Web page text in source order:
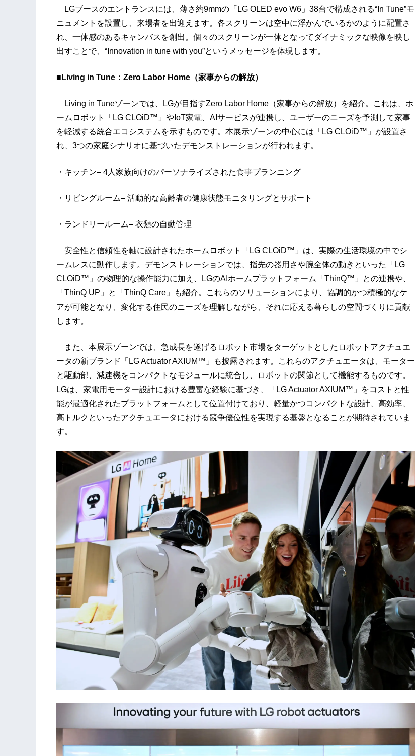
LGブースのエントランスには、薄さ約9mmの「LG OLED evo W6」38台で構成される“In Tune”モ
ニュメントを設置し、来場者を出迎えます。各スクリーンは空中に浮かんでいるかのように配置さ
れ、一体感のあるキャンバスを創出。個々のスクリーンが一体となってダイナミックな映像を映し
出すことで、“Innovation in tune with you”というメッセージを体現します。
■Living in Tune：Zero Labor Home（家事からの解放）
Living in Tuneゾーンでは、LGが目指すZero Labor Home（家事からの解放）を紹介。これは、ホ
ームロボット「LG CLOiD™」やIoT家電、AIサービスが連携し、ユーザーのニーズを予測して家事
を軽減する統合エコシステムを示すものです。本展示ゾーンの中心には「LG CLOiD™」が設置さ
れ、3つの家庭シナリオに基づいたデモンストレーションが行われます。
・キッチン– 4人家族向けのパーソナライズされた食事プランニング
・リビングルーム– 活動的な高齢者の健康状態モニタリングとサポート
・ランドリールーム– 衣類の自動管理
安全性と信頼性を軸に設計されたホームロボット「LG CLOiD™」は、実際の生活環境の中でシ
ームレスに動作します。デモンストレーションでは、指先の器用さや腕全体の動きといった「LG
CLOiD™」の物理的な操作能力に加え、LGのAIホームプラットフォーム「ThinQ™」との連携や、
「ThinQ UP」と「ThinQ Care」も紹介。これらのソリューションにより、協調的かつ積極的なケ
アが可能となり、変化する住民のニーズを理解しながら、それに応える暮らしの空間づくりに貢献
します。
また、本展示ゾーンでは、急成長を遂げるロボット市場をターゲットとしたロボットアクチュエ
ータの新ブランド「LG Actuator AXIUM™」も披露されます。これらのアクチュエータは、モーター
と駆動部、減速機をコンパクトなモジュールに統合し、ロボットの関節として機能するものです。
LGは、家電用モーター設計における豊富な経験に基づき、「LG Actuator AXIUM™」をコストと性
能が最適化されたプラットフォームとして位置付けており、軽量かつコンパクトな設計、高効率、
高トルクといったアクチュエータにおける競争優位性を実現する基盤となることが期待されていま
す。